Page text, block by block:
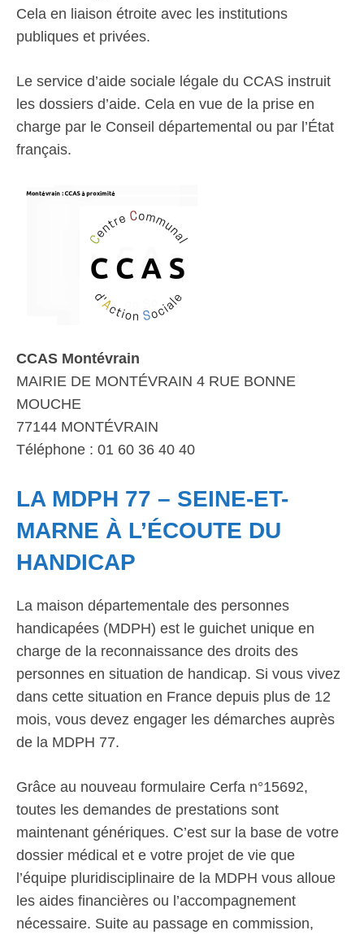
Cela en liaison étroite avec les institutions
publiques et privées.
Le service d’aide sociale légale du CCAS instruit
les dossiers d’aide. Cela en vue de la prise en
charge par le Conseil départemental ou par l’État
français.
CCAS Montévrain
MAIRIE DE MONTÉVRAIN 4 RUE BONNE
MOUCHE
77144 MONTÉVRAIN
Téléphone : 01 60 36 40 40
LA MDPH 77 – SEINE-ET-
MARNE À L’ÉCOUTE DU
HANDICAP
La maison départementale des personnes
handicapées (MDPH) est le guichet unique en
charge de la reconnaissance des droits des
personnes en situation de handicap. Si vous vivez
dans cette situation en France depuis plus de 12
mois, vous devez engager les démarches auprès
de la MDPH 77.
Grâce au nouveau formulaire Cerfa n°15692,
toutes les demandes de prestations sont
maintenant génériques. C’est sur la base de votre
dossier médical et e votre projet de vie que
l’équipe pluridisciplinaire de la MDPH vous alloue
les aides financières ou l’accompagnement
nécessaire. Suite au passage en commission,